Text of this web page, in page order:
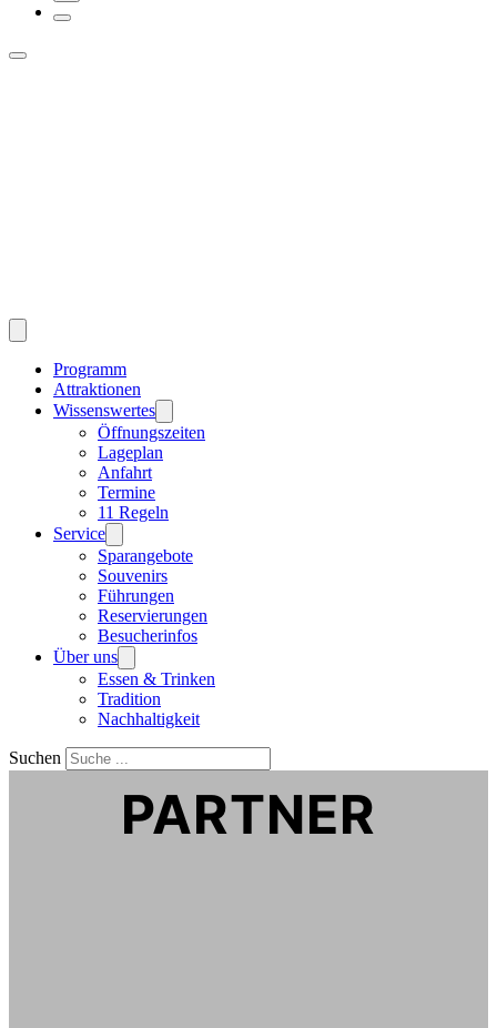
Programm
Attraktionen
Wissenswertes
Öffnungszeiten
Lageplan
Anfahrt
Termine
11 Regeln
Service
Sparangebote
Souvenirs
Führungen
Reservierungen
Besucherinfos
Über uns
Essen & Trinken
Tradition
Nachhaltigkeit
Suchen
PARTNER